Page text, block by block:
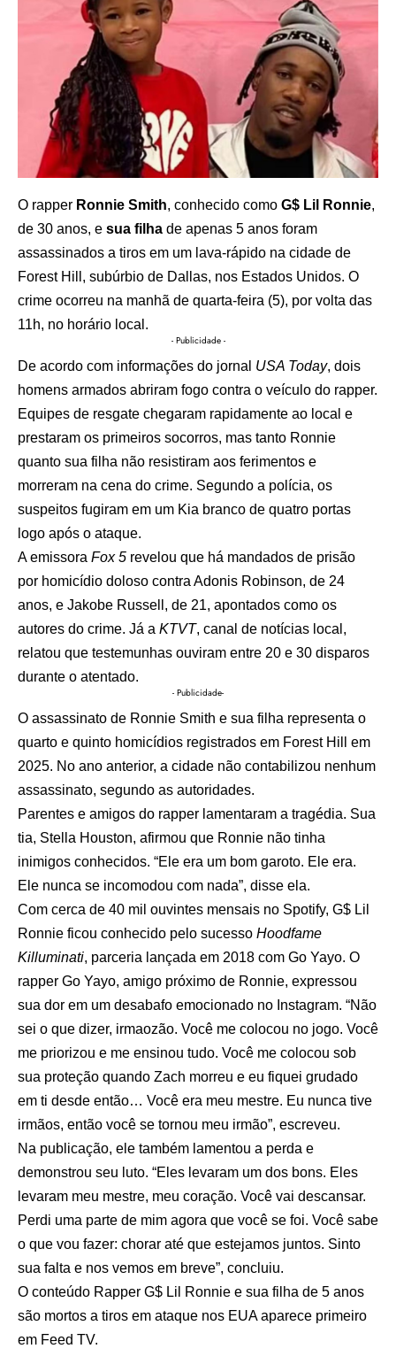
O rapper Ronnie Smith, conhecido como G$ Lil Ronnie,
de 30 anos, e sua filha de apenas 5 anos foram
assassinados a tiros em um lava-rápido na cidade de
Forest Hill, subúrbio de Dallas, nos Estados Unidos. O
crime ocorreu na manhã de quarta-feira (5), por volta das
11h, no horário local.
- Publicidade -
De acordo com informações do jornal USA Today, dois
homens armados abriram fogo contra o veículo do rapper.
Equipes de resgate chegaram rapidamente ao local e
prestaram os primeiros socorros, mas tanto Ronnie
quanto sua filha não resistiram aos ferimentos e
morreram na cena do crime. Segundo a polícia, os
suspeitos fugiram em um Kia branco de quatro portas
logo após o ataque.
A emissora Fox 5 revelou que há mandados de prisão
por homicídio doloso contra Adonis Robinson, de 24
anos, e Jakobe Russell, de 21, apontados como os
autores do crime. Já a KTVT, canal de notícias local,
relatou que testemunhas ouviram entre 20 e 30 disparos
durante o atentado.
- Publicidade-
O assassinato de Ronnie Smith e sua filha representa o
quarto e quinto homicídios registrados em Forest Hill em
2025. No ano anterior, a cidade não contabilizou nenhum
assassinato, segundo as autoridades.
Parentes e amigos do rapper lamentaram a tragédia. Sua
tia, Stella Houston, afirmou que Ronnie não tinha
inimigos conhecidos. “Ele era um bom garoto. Ele era.
Ele nunca se incomodou com nada”, disse ela.
Com cerca de 40 mil ouvintes mensais no Spotify, G$ Lil
Ronnie ficou conhecido pelo sucesso Hoodfame
Killuminati, parceria lançada em 2018 com Go Yayo. O
rapper Go Yayo, amigo próximo de Ronnie, expressou
sua dor em um desabafo emocionado no Instagram. “Não
sei o que dizer, irmaozão. Você me colocou no jogo. Você
me priorizou e me ensinou tudo. Você me colocou sob
sua proteção quando Zach morreu e eu fiquei grudado
em ti desde então… Você era meu mestre. Eu nunca tive
irmãos, então você se tornou meu irmão”, escreveu.
Na publicação, ele também lamentou a perda e
demonstrou seu luto. “Eles levaram um dos bons. Eles
levaram meu mestre, meu coração. Você vai descansar.
Perdi uma parte de mim agora que você se foi. Você sabe
o que vou fazer: chorar até que estejamos juntos. Sinto
sua falta e nos vemos em breve”, concluiu.
O conteúdo Rapper G$ Lil Ronnie e sua filha de 5 anos
são mortos a tiros em ataque nos EUAaparece primeiro
em Feed TV.